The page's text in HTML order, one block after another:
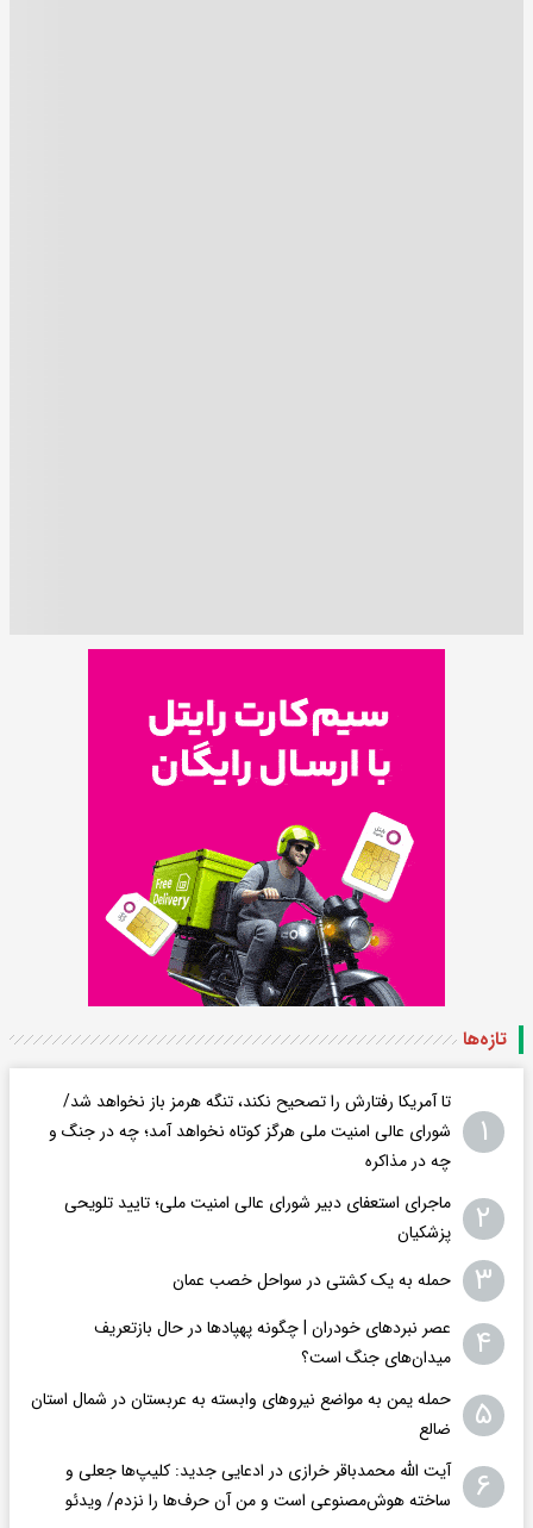
تازه‌ها
۱
تا آمریکا رفتارش را تصحیح نکند، تنگه هرمز باز نخواهد شد/
شورای عالی امنیت ملی هرگز کوتاه نخواهد آمد؛ چه در جنگ و
چه در مذاکره
۲
ماجرای استعفای دبیر شورای عالی امنیت ملی؛ تایید تلویحی
پزشکیان
۳ حمله به یک کشتی در سواحل خصب عمان
۴
عصر نبردهای خودران | چگونه پهپادها در حال بازتعریف
میدان‌های جنگ است؟
۵
حمله یمن به مواضع نیروهای وابسته به عربستان در شمال استان
ضالع
۶
آیت الله محمدباقر خرازی در ادعایی جدید: کلیپ‌ها جعلی و
ساخته هوش‌مصنوعی است و من آن حرف‌ها را نزدم/ ویدئو